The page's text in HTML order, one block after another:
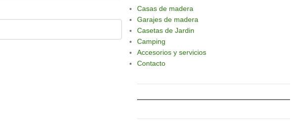
Casas de madera
Garajes de madera
Casetas de Jardin
Camping
Accesorios y servicios
Contacto